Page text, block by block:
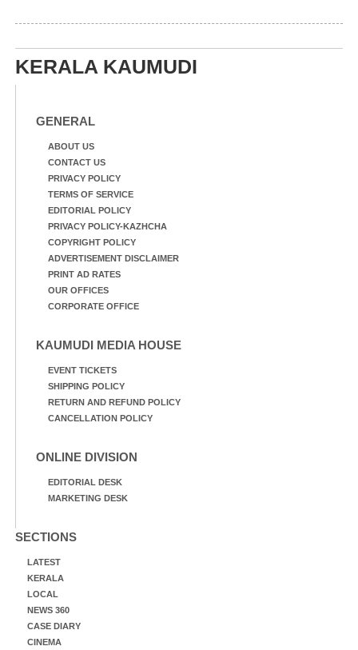
KERALA KAUMUDI
GENERAL
ABOUT US
CONTACT US
PRIVACY POLICY
TERMS OF SERVICE
EDITORIAL POLICY
PRIVACY POLICY-KAZHCHA
COPYRIGHT POLICY
ADVERTISEMENT DISCLAIMER
PRINT AD RATES
OUR OFFICES
CORPORATE OFFICE
KAUMUDI MEDIA HOUSE
EVENT TICKETS
SHIPPING POLICY
RETURN AND REFUND POLICY
CANCELLATION POLICY
ONLINE DIVISION
EDITORIAL DESK
MARKETING DESK
SECTIONS
LATEST
KERALA
LOCAL
NEWS 360
CASE DIARY
CINEMA